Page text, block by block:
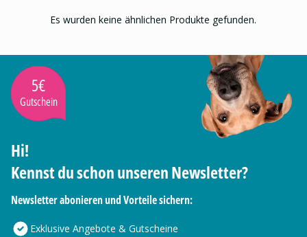
Es wurden keine ähnlichen Produkte gefunden.
5€
Gutschein
Hi!
Kennst du schon unseren Newsletter?
Newsletter abonieren und Vorteile sichern:
Exklusive Angebote & Gutscheine